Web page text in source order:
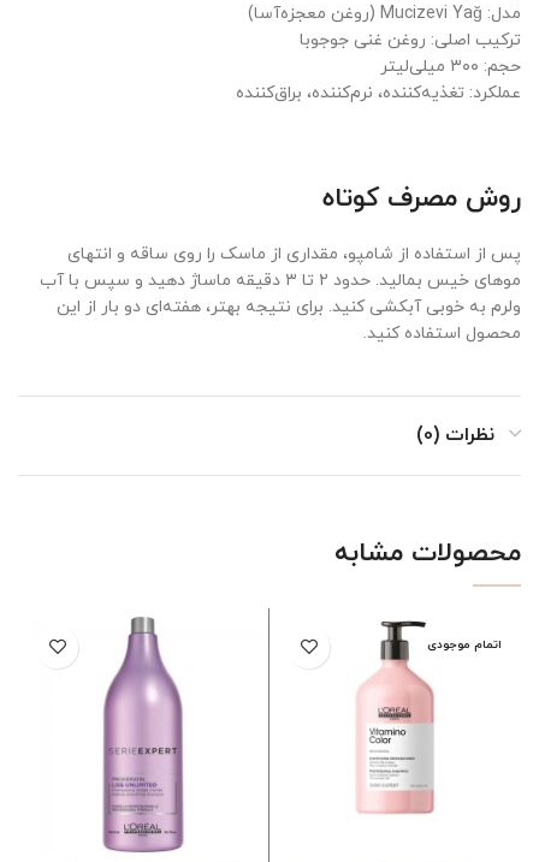
مدل: Mucizevi Yağ (روغن معجزه‌آسا)
ترکیب اصلی: روغن غنی جوجوبا
حجم: ۳۰۰ میلی‌لیتر
عملکرد: تغذیه‌کننده، نرم‌کننده، براق‌کننده
روش مصرف کوتاه
پس از استفاده از شامپو، مقداری از ماسک را روی ساقه و انتهای
موهای خیس بمالید. حدود ۲ تا ۳ دقیقه ماساژ دهید و سپس با آب
ولرم به خوبی آبکشی کنید. برای نتیجه بهتر، هفته‌ای دو بار از این
محصول استفاده کنید.
نظرات (0)
محصولات مشابه
اتمام موجودی